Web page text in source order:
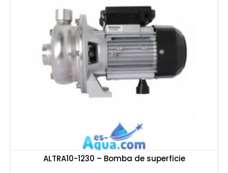
ALTRA10-1230 – Bomba de superficie